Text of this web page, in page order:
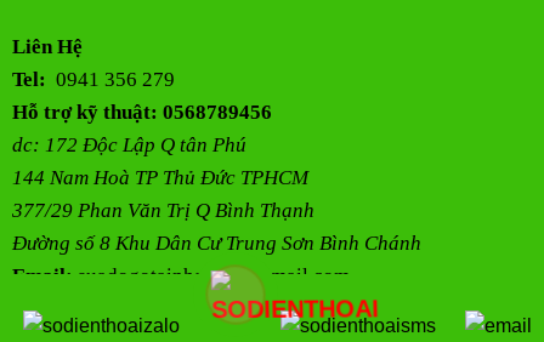
Liên Hệ
Tel: 0941 356 279
Hỗ trợ kỹ thuật: 0568789456
dc: 172 Độc Lập Q tân Phú
144 Nam Hoà TP Thủ Đức TPHCM
377/29 Phan Văn Trị Q Bình Thạnh
Đường số 8 Khu Dân Cư Trung Sơn Bình Chánh
Email: suadogotainhahcm@gmail.com
Website:
https://suadogotainha.net